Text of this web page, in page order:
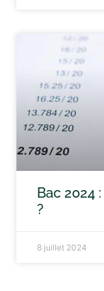
Bac 2024
?
8 juillet 2024